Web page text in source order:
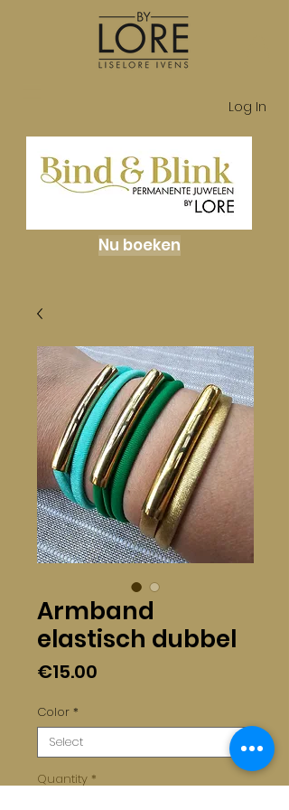
Log In
Nu boeken
Armband
elastisch dubbel
€15.00
Color *
Quantity *